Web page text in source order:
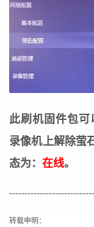
此刷机固件包可
录像机上解除萤
态为： 在线。
转载申明：